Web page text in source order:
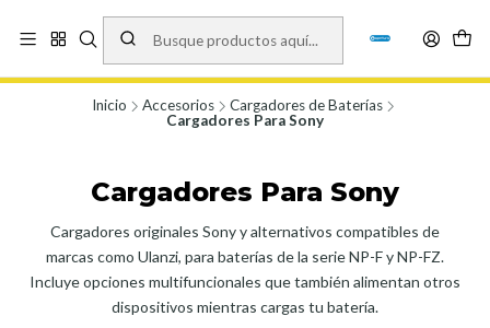
Vísita nuestro local en Los Agustinos 5478, Ñuñoa. Lunes a Viernes 9.30 a
19.00, Sábados 10:00 a 19:00 y Domingos de 10:00 a 17:00
Inicio Accesorios
Cargadores de Baterías
Cargadores Para Sony
Cargadores Para Sony
Cargadores originales Sony y alternativos compatibles de
marcas como Ulanzi, para baterías de la serie NP-F y NP-FZ.
Incluye opciones multifuncionales que también alimentan otros
dispositivos mientras cargas tu batería.